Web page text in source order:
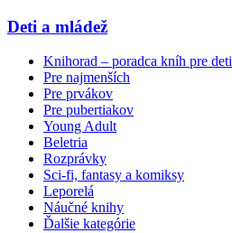
Deti a mládež
Knihorad – poradca kníh pre deti
Pre najmenších
Pre prvákov
Pre pubertiakov
Young Adult
Beletria
Rozprávky
Sci-fi, fantasy a komiksy
Leporelá
Náučné knihy
Ďalšie kategórie